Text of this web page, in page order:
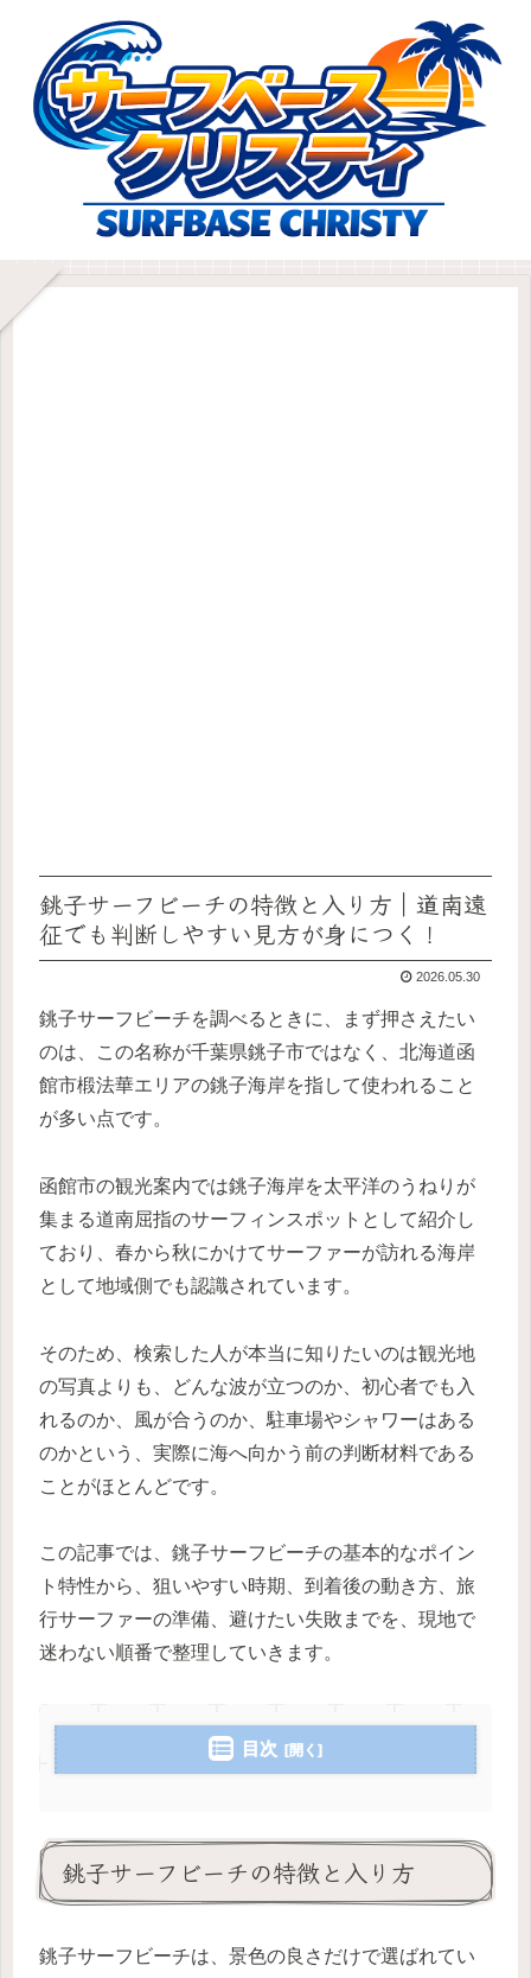
銚子サーフビーチの特徴と入り方｜道南遠
征でも判断しやすい見方が身につく！
2026.05.30
銚子サーフビーチを調べるときに、まず押さえたい
のは、この名称が千葉県銚子市ではなく、北海道函
館市椴法華エリアの銚子海岸を指して使われること
が多い点です。
函館市の観光案内では銚子海岸を太平洋のうねりが
集まる道南屈指のサーフィンスポットとして紹介し
ており、春から秋にかけてサーファーが訪れる海岸
として地域側でも認識されています。
そのため、検索した人が本当に知りたいのは観光地
の写真よりも、どんな波が立つのか、初心者でも入
れるのか、風が合うのか、駐車場やシャワーはある
のかという、実際に海へ向かう前の判断材料である
ことがほとんどです。
この記事では、銚子サーフビーチの基本的なポイン
ト特性から、狙いやすい時期、到着後の動き方、旅
行サーファーの準備、避けたい失敗までを、現地で
迷わない順番で整理していきます。
目次
銚子サーフビーチの特徴と入り方
銚子サーフビーチは、景色の良さだけで選ばれてい